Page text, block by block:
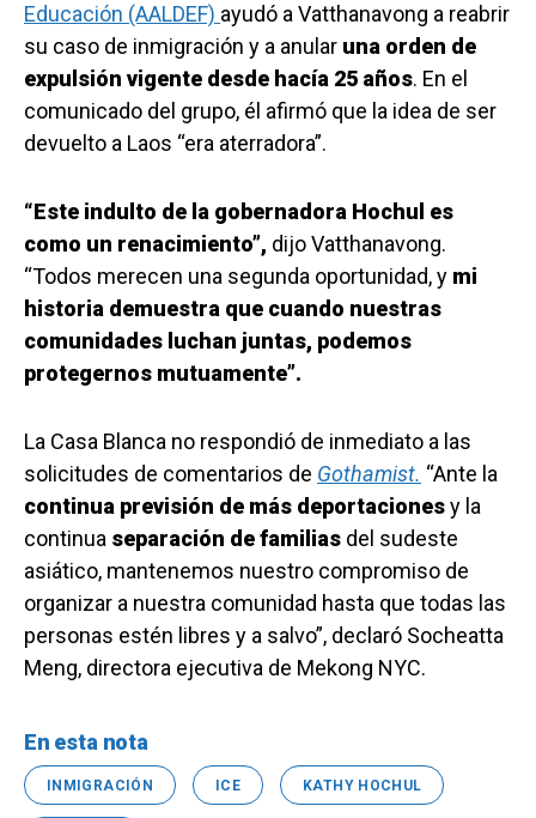
Educación (AALDEF) ayudó a Vatthanavong a reabrir
su caso de inmigración y a anular una orden de
expulsión vigente desde hacía 25 años. En el
comunicado del grupo, él afirmó que la idea de ser
devuelto a Laos “era aterradora”.
“Este indulto de la gobernadora Hochul es
como un renacimiento”, dijo Vatthanavong.
“Todos merecen una segunda oportunidad, y mi
historia demuestra que cuando nuestras
comunidades luchan juntas, podemos
protegernos mutuamente”.
La Casa Blanca no respondió de inmediato a las
solicitudes de comentarios de Gothamist. “Ante la
continua previsión de más deportacionesy la
continua separación de familias del sudeste
asiático, mantenemos nuestro compromiso de
organizar a nuestra comunidad hasta que todas las
personas estén libres y a salvo”, declaró Socheatta
Meng, directora ejecutiva de Mekong NYC.
En esta nota
INMIGRACIÓN ICE KATHY HOCHUL